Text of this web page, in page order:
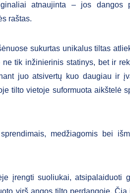
atnaujinta – jos dangos
raštas.
sukurtas unikalus tiltas
tik inžinierinis statinys, bet ir
juo atsivertų kuo daugiau ir
tilto vietoje suformuota aikštelė
medžiagomis bei
įrengti suoliukai, atsipalaiduoti
virš angos tilto perdangoje. Čia